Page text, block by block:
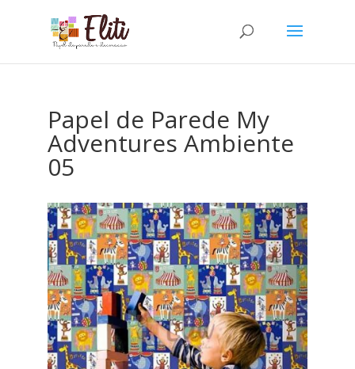
Papel de Parede My
Adventures Ambiente
05